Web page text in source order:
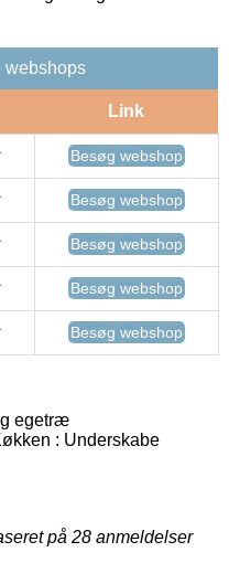
webshops
Link
Besøg webshop
Besøg webshop
Besøg webshop
Besøg webshop
Besøg webshop
egetræ
: Underskabe
på 28 anmeldelser